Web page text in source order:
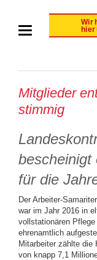
Mit­glie­der
stim­mig
bescheinigt
für die
Der Arbeiter-
war im Jahr 2016 in
vollstationären
ehrenamtlich
Mitarbeiter zählte die
von knapp 7,1